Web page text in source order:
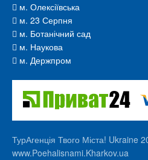
м. Олексіївська
м. 23 Серпня
м. Ботанічний сад
м. Наукова
м. Держпром
ТурАгенція Твого Міста! Ukraine
www.Poehalisnami.Kharkov.ua